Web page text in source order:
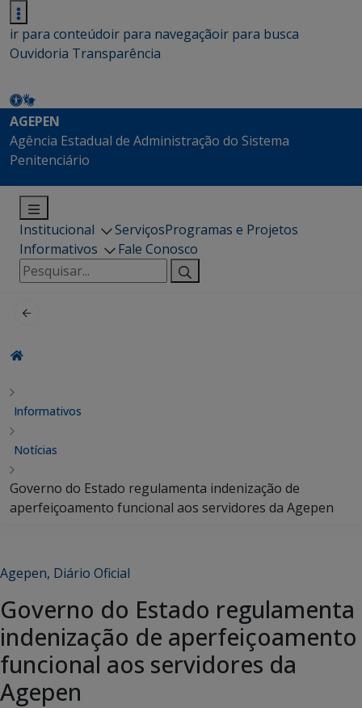
ir para conteúdoir para navegaçãoir para busca
Ouvidoria Transparência
AGEPEN
Agência Estadual de Administração do Sistema
Penitenciário
Institucional ServiçosProgramas e Projetos
Informativos
Fale Conosco
Pesquisar
por:
Informativos
Notícias
Governo do Estado regulamenta indenização de
aperfeiçoamento funcional aos servidores da Agepen
Agepen, Diário Oficial
Governo do Estado regulamenta
indenização de aperfeiçoamento
funcional aos servidores da
Agepen